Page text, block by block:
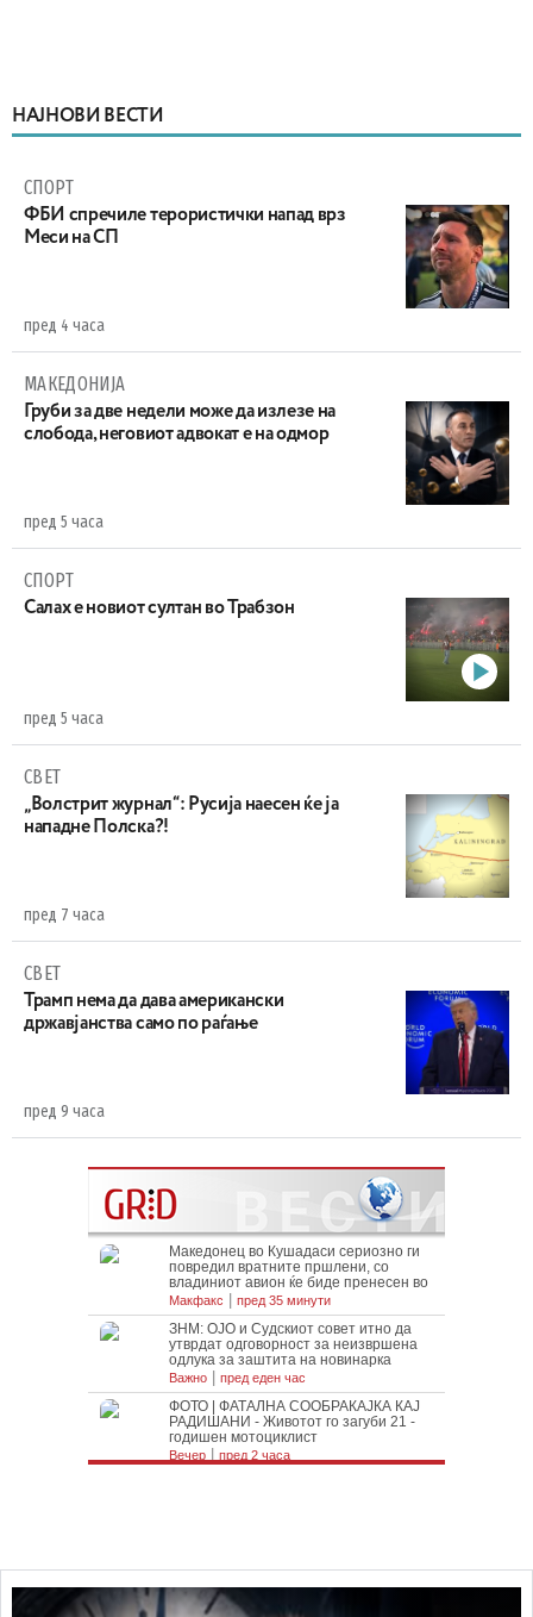
НАЈНОВИ ВЕСТИ
СПОРТ
ФБИ спречиле терористички напад врз
Меси на СП
пред 4 часа
МАКЕДОНИЈА
Груби за две недели може да излезе на
слобода, неговиот адвокат е на одмор
пред 5 часа
СПОРТ
Салах е новиот султан во Трабзон
пред 5 часа
СВЕТ
„Волстрит журнал“: Русија наесен ќе ја
нападне Полска?!
пред 7 часа
СВЕТ
Трамп нема да дава американски
државјанства само по раѓање
пред 9 часа